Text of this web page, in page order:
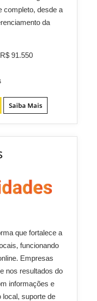
completo, desde a
da
91.550
Saiba Mais
que fortalece a
funcionando
Empresas
nos resultados do
informações e
local, suporte de